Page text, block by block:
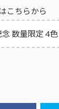
こちらから
数量限定 4